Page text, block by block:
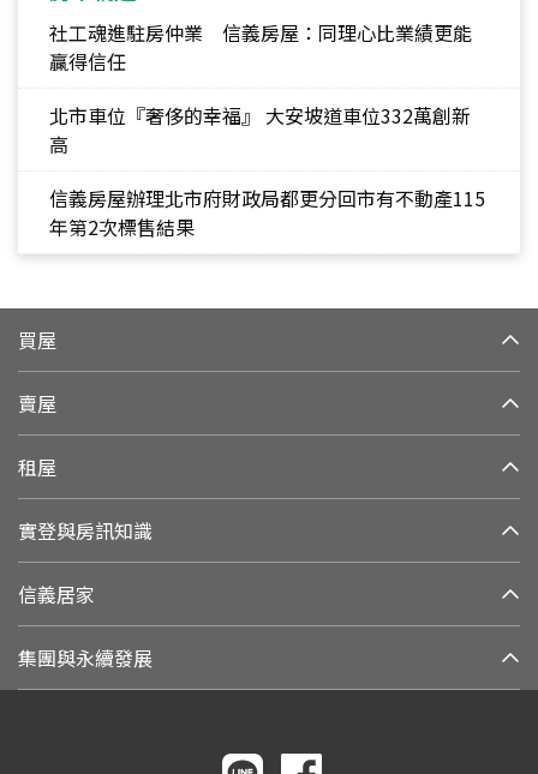
社工魂進駐房仲業 信義房屋：同理心比業績更能
贏得信任
北市車位『奢侈的幸福』 大安坡道車位332萬創新
高
信義房屋辦理北市府財政局都更分回市有不動產115
年第2次標售結果
買屋
賣屋
租屋
實登與房訊知識
信義居家
集團與永續發展